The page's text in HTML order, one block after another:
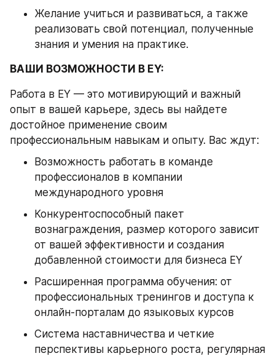
Желание учиться и развиваться, а также
реализовать свой потенциал, полученные
знания и умения на практике.
ВАШИ ВОЗМОЖНОСТИ В EY:
Работа в EY — это мотивирующий и важный
опыт в вашей карьере, здесь вы найдете
достойное применение своим
профессиональным навыкам и опыту. Вас ждут:
Возможность работать в команде
профессионалов в компании
международного уровня
Конкурентоспособный пакет
вознаграждения, размер которого зависит
от вашей эффективности и создания
добавленной стоимости для бизнеса EY
Расширенная программа обучения: от
профессиональных тренингов и доступа к
онлайн-порталам до языковых курсов
Система наставничества и четкие
перспективы карьерного роста, регулярная